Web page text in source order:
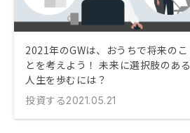
2021年のGWは、おうちで将来のこ
とを考えよう！ 未来に選択肢のある
人生を歩むには？
投資する2021.05.21